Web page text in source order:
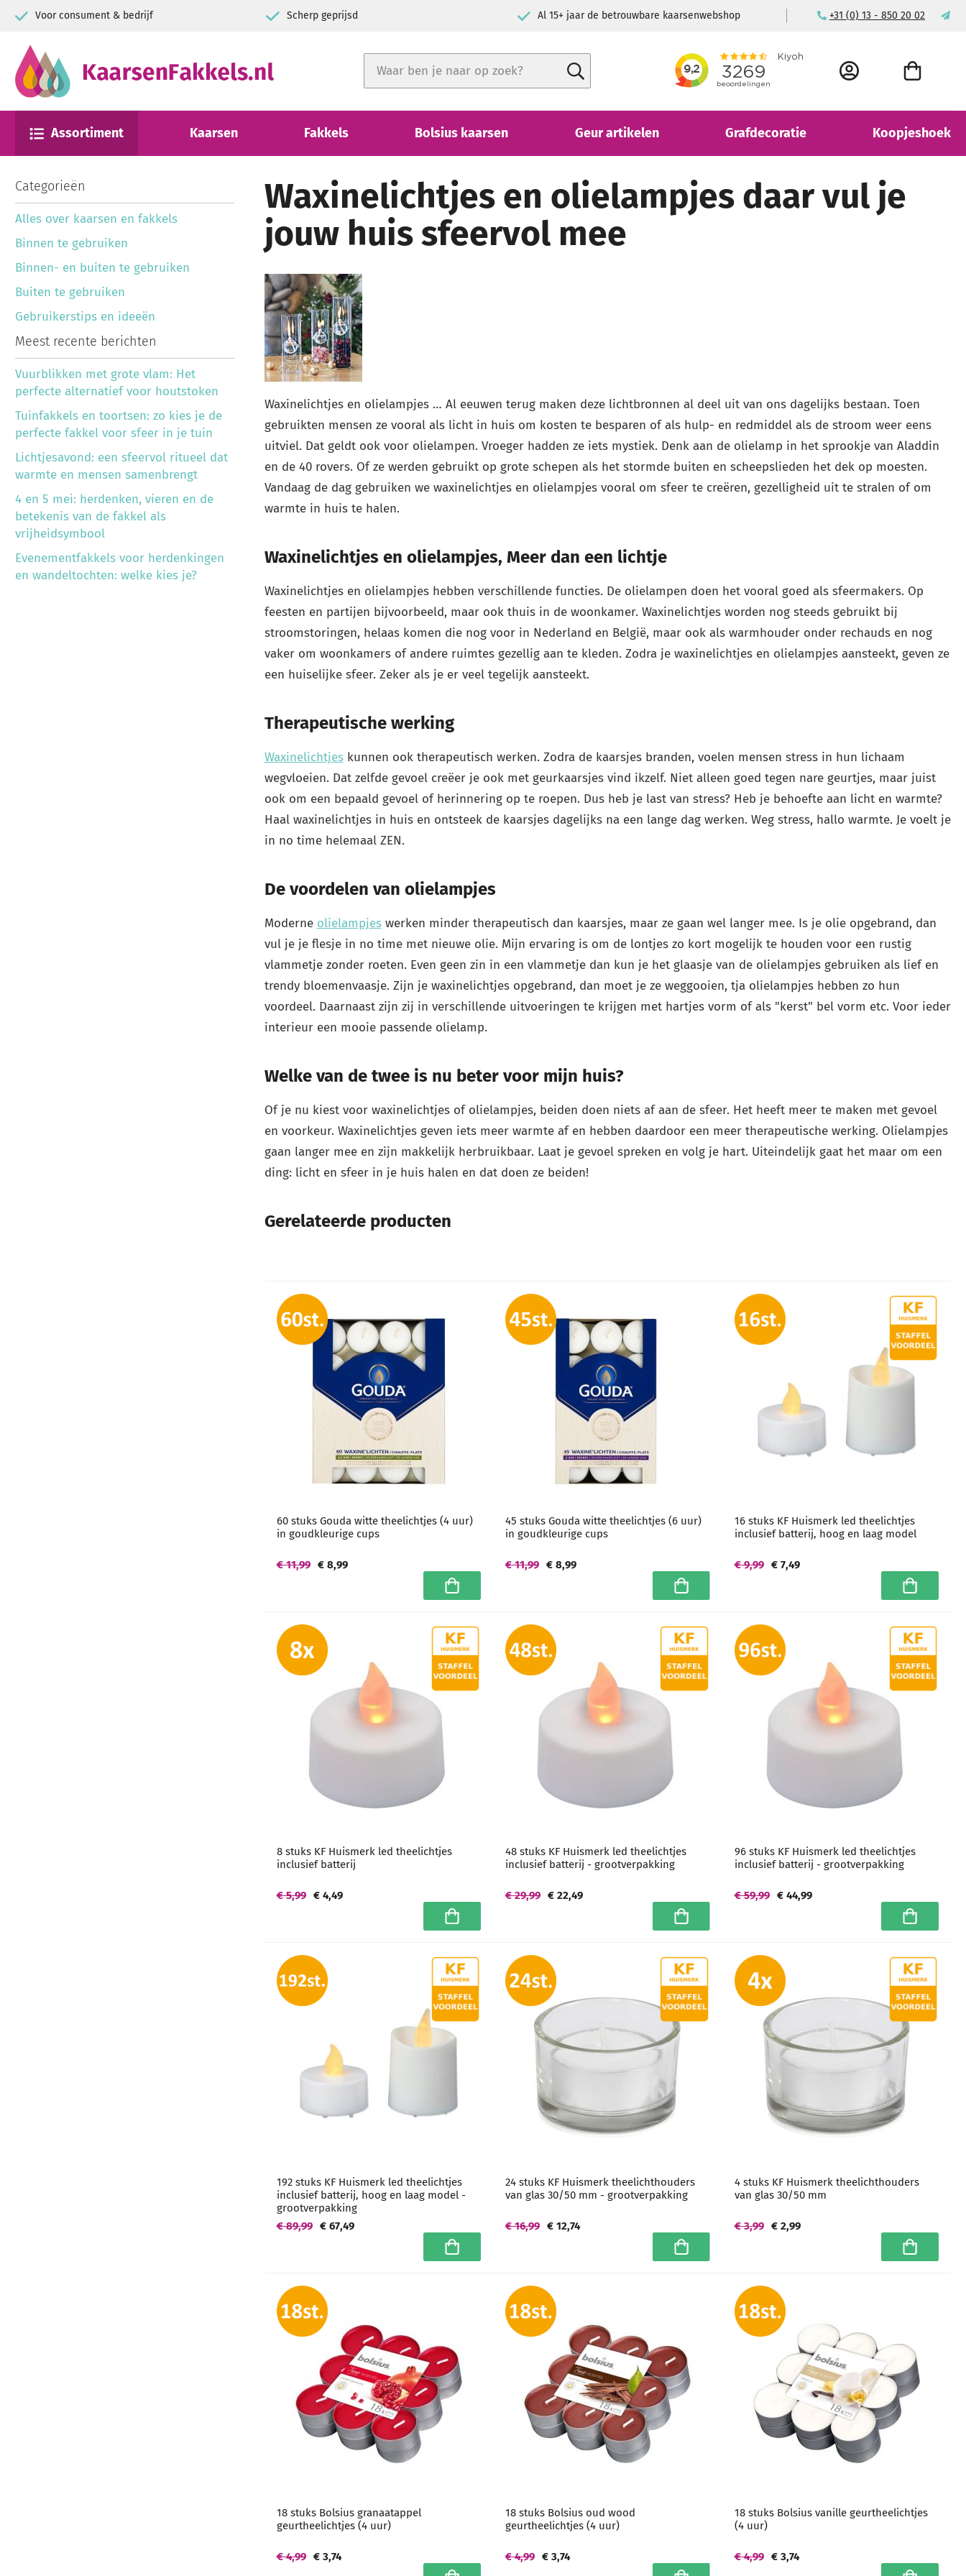
Voor consument & bedrijf Scherp geprijsd Al 15+ jaar de betrouwbare kaarsenwebshop +31 (0) 13 - 850 20 02
Close search
Zoek ACCOUNT
Assortiment Kaarsen Fakkels Bolsius kaarsen Geur artikelen Grafdecoratie Koopjeshoek
Waxinelichtjes en olielampjes daar vul je
jouw huis sfeervol mee
Waxinelichtjes en olielampjes … Al eeuwen terug maken deze lichtbronnen al deel uit van ons dagelijks bestaan. Toen
gebruikten mensen ze vooral als licht in huis om kosten te besparen of als hulp- en redmiddel als de stroom weer eens
uitviel. Dat geldt ook voor olielampen. Vroeger hadden ze iets mystiek. Denk aan de olielamp in het sprookje van Aladdin
en de 40 rovers. Of ze werden gebruikt op grote schepen als het stormde buiten en scheepslieden het dek op moesten.
Vandaag de dag gebruiken we waxinelichtjes en olielampjes vooral om sfeer te creëren, gezelligheid uit te stralen of om
warmte in huis te halen.
Waxinelichtjes en olielampjes, Meer dan een lichtje
Waxinelichtjes en olielampjes hebben verschillende functies. De olielampen doen het vooral goed als sfeermakers. Op
feesten en partijen bijvoorbeeld, maar ook thuis in de woonkamer. Waxinelichtjes worden nog steeds gebruikt bij
stroomstoringen, helaas komen die nog voor in Nederland en België, maar ook als warmhouder onder rechauds en nog
vaker om woonkamers of andere ruimtes gezellig aan te kleden. Zodra je waxinelichtjes en olielampjes aansteekt, geven ze
een huiselijke sfeer. Zeker als je er veel tegelijk aansteekt.
Therapeutische werking
Waxinelichtjeskunnen ook therapeutisch werken. Zodra de kaarsjes branden, voelen mensen stress in hun lichaam
wegvloeien. Dat zelfde gevoel creëer je ook met geurkaarsjes vind ikzelf. Niet alleen goed tegen nare geurtjes, maar juist
ook om een bepaald gevoel of herinnering op te roepen. Dus heb je last van stress? Heb je behoefte aan licht en warmte?
Haal waxinelichtjes in huis en ontsteek de kaarsjes dagelijks na een lange dag werken. Weg stress, hallo warmte. Je voelt je
in no time helemaal ZEN.
De voordelen van olielampjes
Moderne olielampjeswerken minder therapeutisch dan kaarsjes, maar ze gaan wel langer mee. Is je olie opgebrand, dan
vul je je flesje in no time met nieuwe olie. Mijn ervaring is om de lontjes zo kort mogelijk te houden voor een rustig
vlammetje zonder roeten. Even geen zin in een vlammetje dan kun je het glaasje van de olielampjes gebruiken als lief en
trendy bloemenvaasje. Zijn je waxinelichtjes opgebrand, dan moet je ze weggooien, tja olielampjes hebben zo hun
voordeel. Daarnaast zijn zij in verschillende uitvoeringen te krijgen met hartjes vorm of als "kerst" bel vorm etc. Voor ieder
interieur een mooie passende olielamp.
Welke van de twee is nu beter voor mijn huis?
Of je nu kiest voor waxinelichtjes of olielampjes, beiden doen niets af aan de sfeer. Het heeft meer te maken met gevoel
en voorkeur. Waxinelichtjes geven iets meer warmte af en hebben daardoor een meer therapeutische werking. Olielampjes
gaan langer mee en zijn makkelijk herbruikbaar. Laat je gevoel spreken en volg je hart. Uiteindelijk gaat het maar om een
ding: licht en sfeer in je huis halen en dat doen ze beiden!
Gerelateerde producten
60 stuks Gouda witte theelichtjes (4 uur)
in goudkleurige cups
€ 8,99
€ 11,99
In winkelwagen
45 stuks Gouda witte theelichtjes (6 uur)
in goudkleurige cups
€ 8,99
€ 11,99
In winkelwagen
16 stuks KF Huismerk led theelichtjes
inclusief batterij, hoog en laag model
€ 7,49
€ 9,99
In
8 stuks KF Huismerk led theelichtjes
inclusief batterij
€ 4,49
€ 5,99
In winkelwagen
48 stuks KF Huismerk led theelichtjes
inclusief batterij - grootverpakking
€ 22,49
€ 29,99
In winkelwagen
96 stuks KF Huismerk led theelichtjes
inclusief batterij - grootverpakking
€ 44,99
€ 59,99
In
192 stuks KF Huismerk led theelichtjes
inclusief batterij, hoog en laag model -
grootverpakking
€ 67,49
€ 89,99
In winkelwagen
24 stuks KF Huismerk theelichthouders
van glas 30/50 mm - grootverpakking
€ 12,74
€ 16,99
In winkelwagen
4 stuks KF Huismerk theelichthouders
van glas 30/50 mm
€ 2,99
€ 3,99
In
18 stuks Bolsius granaatappel
geurtheelichtjes (4 uur)
€ 3,74
€ 4,99
18 stuks Bolsius oud wood
geurtheelichtjes (4 uur)
€ 3,74
€ 4,99
18 stuks Bolsius vanille geurtheelichtjes
(4 uur)
€ 3,74
€ 4,99
Categorieën
Alles over kaarsen en fakkels
Binnen te gebruiken
Binnen- en buiten te gebruiken
Buiten te gebruiken
Gebruikerstips en ideeën
Meest recente berichten
Vuurblikken met grote vlam: Het
perfecte alternatief voor houtstoken
Tuinfakkels en toortsen: zo kies je de
perfecte fakkel voor sfeer in je tuin
Lichtjesavond: een sfeervol ritueel dat
warmte en mensen samenbrengt
4 en 5 mei: herdenken, vieren en de
betekenis van de fakkel als
vrijheidsymbool
Evenementfakkels voor herdenkingen
en wandeltochten: welke kies je?